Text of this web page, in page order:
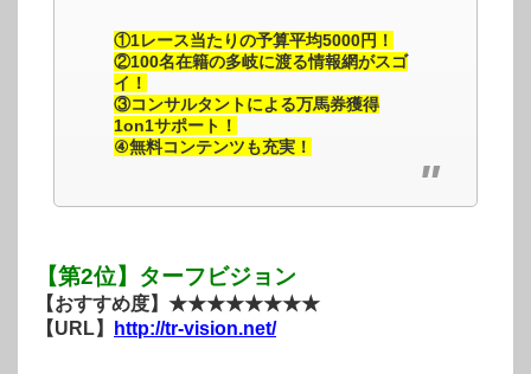
①1レース当たりの予算平均5000円！
②100名在籍の多岐に渡る情報網がスゴ
イ！
③コンサルタントによる万馬券獲得
1on1サポート！
④無料コンテンツも充実！
【第2位】ターフビジョン
【おすすめ度】★★★★★★★★
【URL】
http://tr-vision.net/